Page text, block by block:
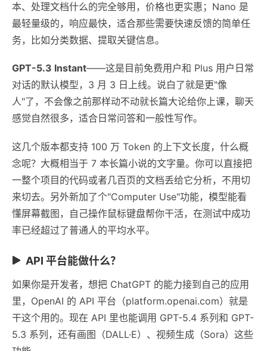
本、处理文档什么的完全够用，价格也更实惠；Nano 是
最轻量级的，响应最快，适合那些需要快速反馈的简单任
务，比如分类数据、提取关键信息。
GPT-5.3 Instant——这是目前免费用户和 Plus 用户日常
对话的默认模型，3 月 3 日上线。说白了就是更"像
人"了，不会像之前那样动不动就长篇大论给你上课，聊天
感觉自然很多，适合日常问答和一般性写作。
这几个版本都支持 100 万 Token 的上下文长度，什么概
念呢？大概相当于 7 本长篇小说的文字量。你可以直接把
一整个项目的代码或者几百页的文档丢给它分析，不用切
来切去。另外新加了个"Computer Use"功能，模型能看
懂屏幕截图，自己操作鼠标键盘帮你干活，在测试中成功
率已经超过了普通人的平均水平。
API 平台能做什么？
如果你是开发者，想把 ChatGPT 的能力接到自己的应用
里，OpenAI 的 API 平台（platform.openai.com）就是
干这个用的。现在 API 里也能调用 GPT-5.4 系列和 GPT-
5.3 系列，还有画图（DALL·E）、视频生成（Sora）这些